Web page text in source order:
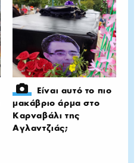
Είναι αυτό το πιο
μακάβριο άρμα στο
Καρναβάλι της
Αγλαντζιάς;